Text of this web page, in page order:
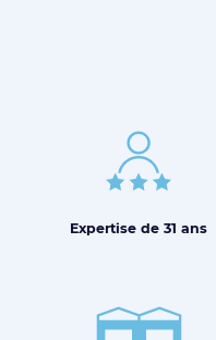
Expertise de 31 ans